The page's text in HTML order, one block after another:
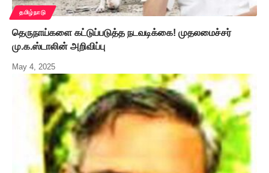
தமிழ்நாடு
தெருநாய்களை கட்டுப்படுத்த நடவடிக்கை! முதலமைச்சர்
மு.க.ஸ்டாலின் அறிவிப்பு
May 4, 2025